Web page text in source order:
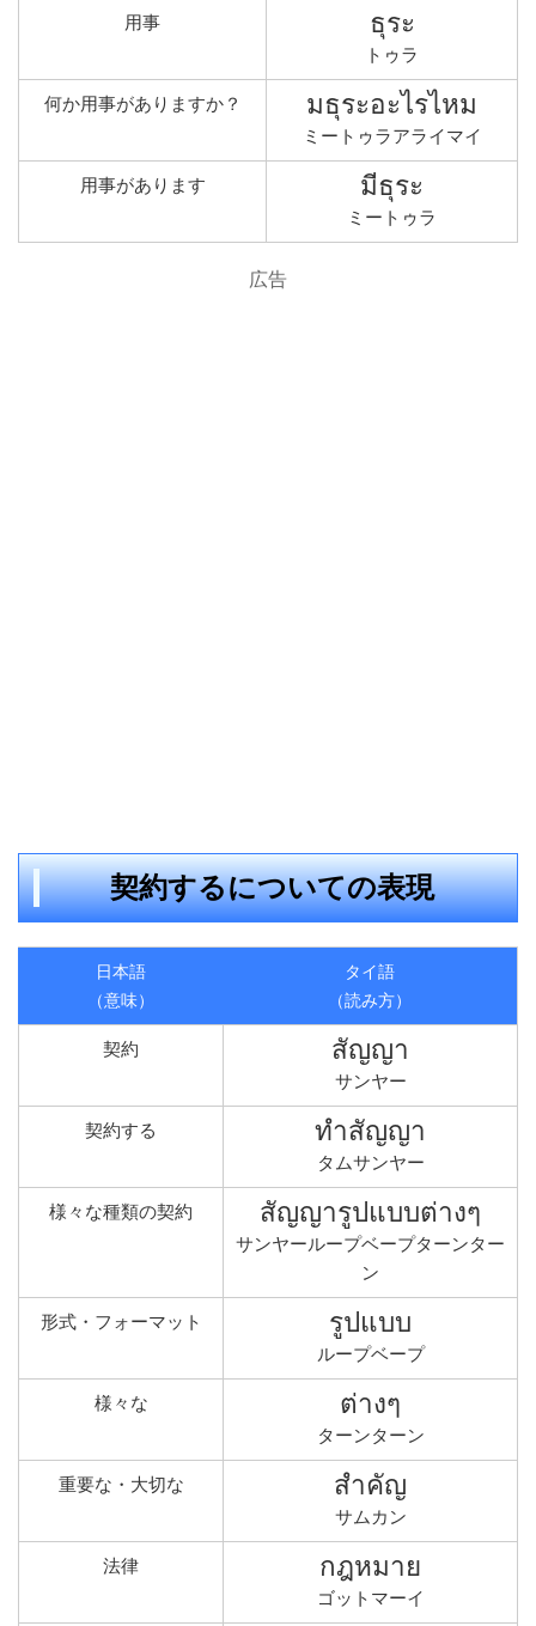
用事 ธุระ
トゥラ
何か用事がありますか？ มธุระอะไรไหม
ミートゥラアライマイ
用事があります มีธุระ
ミートゥラ
広告
契約するについての表現
日本語
（意味）
タイ語
（読み方）
契約 สัญญา
サンヤー
契約する ทำสัญญา
タムサンヤー
様々な種類の契約 สัญญารูปแบบต่างๆ
サンヤーループベープターンター
ン
形式・フォーマット รูปแบบ
ループベープ
様々な ต่างๆ
ターンターン
重要な・大切な สำคัญ
サムカン
法律 กฎหมาย
ゴットマーイ